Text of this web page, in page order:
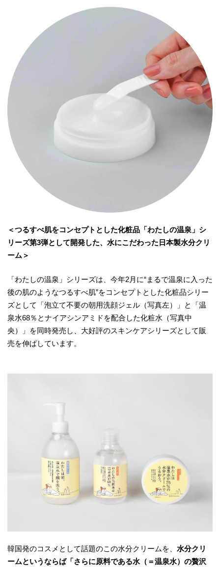
＜つるすべ肌をコンセプトとした化粧品「わたしの温泉」シ
リーズ第3弾として開発した、水にこだわった日本製水分クリ
ーム＞
「わたしの温泉」シリーズは、今年2月に“まるで温泉に入った
後の肌のようなつるすべ肌”をコンセプトとした化粧品シリー
ズとして「泡立て不要の朝用洗顔ジェル（写真左）」と「温
泉水68％とナイアシンアミドを配合した化粧水（写真中
央）」を同時発売し、大好評のスキンケアシリーズとして販
売を伸ばしています。
韓国発のコスメとして話題のこの水分クリームを、 水分クリ
ームというならば「さらに原料である水（＝温泉水）の贅沢